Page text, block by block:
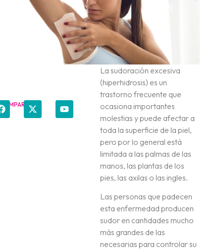
COMPARTIR
La sudoración excesiva
(hiperhidrosis) es un
trastorno frecuente que
ocasiona importantes
molestias y puede afectar a
toda la superficie de la piel,
pero por lo general está
limitada a las palmas de las
manos, las plantas de los
pies, las axilas o las ingles.
Las personas que padecen
esta enfermedad producen
sudor en cantidades mucho
más grandes de las
necesarias para controlar su